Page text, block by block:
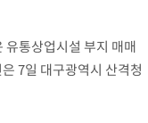
통상업시설 부지 매매
7일 대구광역시 산격청
을 체결했다고 밝혔다.